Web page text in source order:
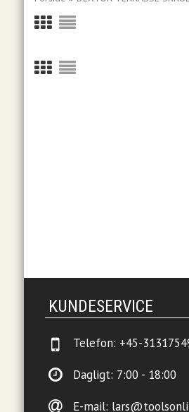
KUNDESERVICE
Telefon: +45-
Dagligt: 7:00 - 18:00
E-mail: